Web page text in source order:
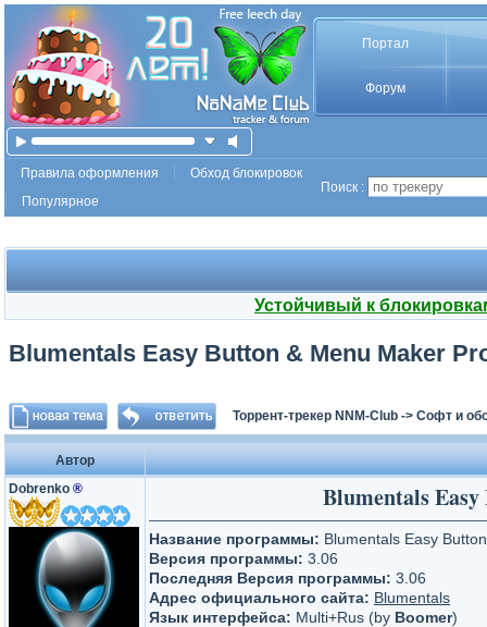
Портал
Форум
Правила оформления
Обход блокировок
Популярное
Поиск :
Устойчивый к
Blumentals Easy Button & Menu Maker
Торрент-трекер NNM-Club -> Софт и
Автор
Dobrenko ® Blumentals
Название программы: Blumentals Easy
Версия программы: 3.06
Последняя Версия программы: 3.06
Адрес официального сайта: Blumentals
Язык интерфейса: Multi+Rus (by Boomer)